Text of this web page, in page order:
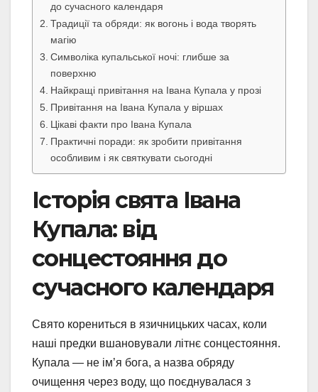
до сучасного календаря
Традиції та обряди: як вогонь і вода творять
магію
Символіка купальської ночі: глибше за
поверхню
Найкращі привітання на Івана Купала у прозі
Привітання на Івана Купала у віршах
Цікаві факти про Івана Купала
Практичні поради: як зробити привітання
особливим і як святкувати сьогодні
Історія свята Івана
Купала: від
сонцестояння до
сучасного календаря
Свято корениться в язичницьких часах, коли
наші предки вшановували літнє сонцестояння.
Купала — не ім’я бога, а назва обряду
очищення через воду, що поєднувалася з